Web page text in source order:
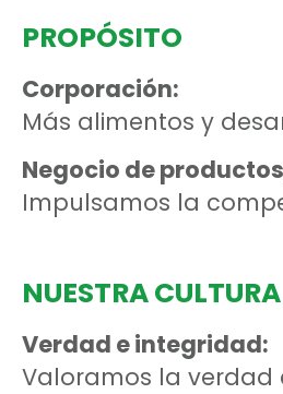
PROPÓSITO
Corporación:
Más alimentos y
Negocio de
Impulsamos la
NUESTRA CULTURA
Verdad e integridad:
Valoramos la verdad